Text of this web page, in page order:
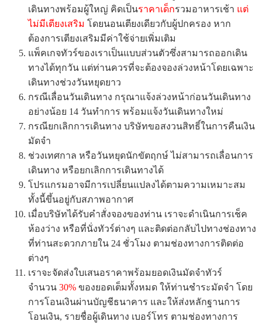
เดินทางพร้อมผู้ใหญ่ คิดเป็นราคาเด็กรวมอาหารเช้า แต่
ไม่มีเตียงเสริม โดยนอนเตียงเดียวกับผู้ปกครอง หาก
ต้องการเตียงเสริมมีค่าใช้จ่ายเพิ่มเติม
แพ็คเกจทัวร์ของเราเป็นแบบส่วนตัวซึ่งสามารถออกเดิน
ทางได้ทุกวัน แต่ท่านควรที่จะต้องจองล่วงหน้าโดยเฉพาะ
เดินทางช่วงวันหยุดยาว
กรณีเลื่อนวันเดินทาง กรุณาแจ้งล่วงหน้าก่อนวันเดินทาง
อย่างน้อย 14 วันทำการ พร้อมแจ้งวันเดินทางใหม่
กรณียกเลิกการเดินทาง บริษัทขอสงวนสิทธิ์ในการคืนเงิน
มัดจำ
ช่วงเทศกาล หรือวันหยุดนักขัตฤกษ์ ไม่สามารถเลื่อนการ
เดินทาง หรือยกเลิกการเดินทางได้
โปรแกรมอาจมีการเปลี่ยนแปลงได้ตามความเหมาะสม
ทั้งนี้ขึ้นอยู่กับสภาพอากาศ
เมื่อบริษัทได้รับคำสั่งจองของท่าน เราจะดำเนินการเช็ค
ห้องว่าง หรือที่นั่งทัวร์ต่างๆ และติดต่อกลับไปทางช่องทาง
ที่ท่านสะดวกภายใน 24 ชั่วโมง ตามช่องทางการติดต่อ
ต่างๆ
เราจะจัดส่งใบเสนอราคาพร้อมยอดเงินมัดจำทัวร์
จำนวน 30% ของยอดเต็มทั้งหมด ให้ท่านชำระมัดจำ โดย
การโอนเงินผ่านบัญชีธนาคาร และให้ส่งหลักฐานการ
โอนเงิน, รายชื่อผู้เดินทาง เบอร์โทร ตามช่องทางการ